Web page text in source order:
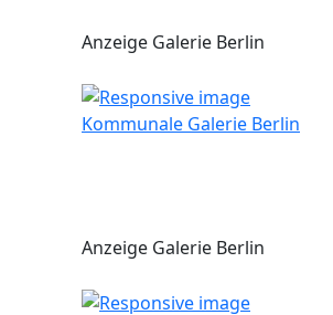
Anzeige Galerie Berlin
Kommunale Galerie Berlin
Anzeige Galerie Berlin